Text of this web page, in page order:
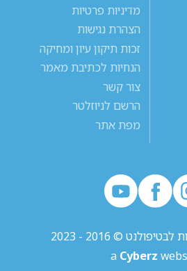
מדיניות פרטיות
הצהרת נגישות
זכות תיקון עיון ומחיקה
הנחיות לכתיבת מאמר
צור קשר
הרשם לניוזלטר
מפת אתר
© 2016 - 2023
a Cyberz